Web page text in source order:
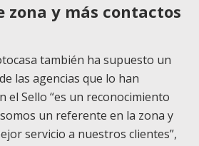
zona y más contactos
también ha supuesto un
las agencias que lo han
el Sello “es un reconocimiento
un referente en la zona y
servicio a nuestros clientes”,